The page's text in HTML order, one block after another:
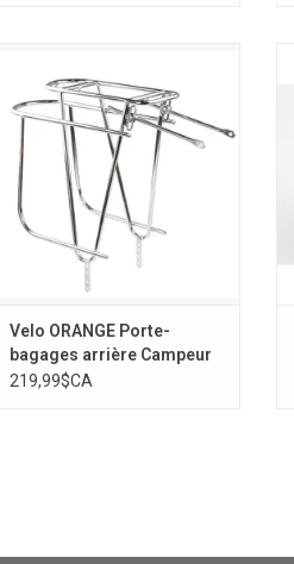
arrière Campeur
Velo ORANGE Porte-
bagages arrière Campeur
219,99$CA